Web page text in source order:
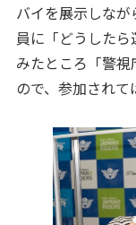
バイを展示しな
員に「どうした
みたところ「警
ので、参加されて